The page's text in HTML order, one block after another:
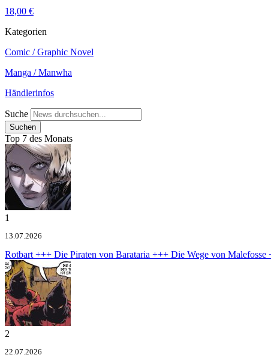
18,00 €
Kategorien
Comic / Graphic Novel
Manga / Manwha
Händlerinfos
Suche
Top 7 des Monats
1
13.07.2026
Rotbart +++ Die Piraten von Barataria +++ Die Wege von
2
22.07.2026